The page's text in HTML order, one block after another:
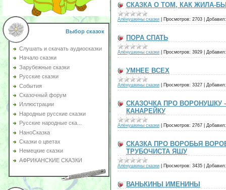
Выбор сказок
Слушать и скачать аудиосказки
Начало сказки
Зарубежные сказки
Русские сказки
События
Сказочный форум
Иллюстрации
Народные русские сказки
Русские народные ска...
НаноСказка
Сказки о цветах
Немецкие сказки
АФРИКАНСКИЕ СКАЗКИ
СКАЗКА О ТОМ, КАК ЖИЛА-
Алёнушкины сказки Просмотров: 2703 Добавил:
ПОРА СПАТЬ
Алёнушкины сказки Просмотров: 3929 Добавил:
УМНЕЕ ВСЕХ
Алёнушкины сказки Просмотров: 3327 Добавил:
СКАЗОЧКА ПРО ВОРОНУШКУ
КАНАРЕЙКУ
Алёнушкины сказки Просмотров: 2767 Добавил:
СКАЗКА ПРО ВОРОБЬЯ
ТРУБОЧИСТА ЯШУ
Алёнушкины сказки Просмотров: 3435 Добавил:
ВАНЬКИНЫ ИМЕНИНЫ